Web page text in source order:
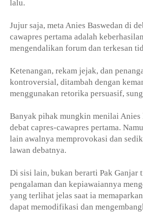
lalu.
Jujur saja, meta Anies Baswedan di
cawapres pertama adalah
mengendalikan forum dan terkesan
Ketenangan, rekam jejak, dan
kontroversial, ditambah dengan
menggunakan retorika persuasif,
Banyak pihak mungkin menilai
debat capres-cawapres pertama.
lain awalnya memprovokasi dan
lawan debatnya.
Di sisi lain, bukan berarti Pak Ganjar
pengalaman dan kepiawaiannya
yang terlihat jelas saat ia
dapat memodifikasi dan